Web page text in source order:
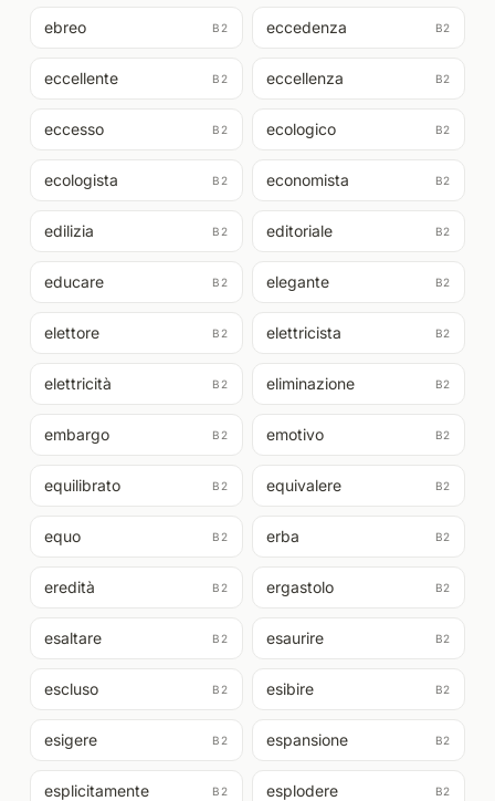
ebreo B2 eccedenza B2
eccellente B2 eccellenza B2
eccesso B2 ecologico B2
ecologista B2 economista B2
edilizia B2 editoriale B2
educare B2 elegante B2
elettore B2 elettricista B2
elettricità B2 eliminazione B2
embargo B2 emotivo B2
equilibrato B2 equivalere B2
equo B2 erba B2
eredità B2 ergastolo B2
esaltare B2 esaurire B2
escluso B2 esibire B2
esigere B2 espansione B2
esplicitamente B2 esplodere B2